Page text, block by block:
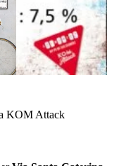
KOM Attack